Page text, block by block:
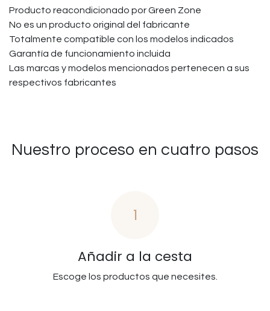
Producto reacondicionado por Green Zone
No es un producto original del fabricante
Totalmente compatible con los modelos indicados
Garantía de funcionamiento incluida
Las marcas y modelos mencionados pertenecen a sus
respectivos fabricantes
Nuestro proceso en cuatro pasos
1
Añadir a la cesta
Escoge los productos que necesites.